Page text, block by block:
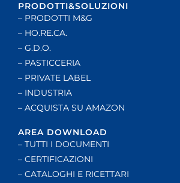
PRODOTTI&SOLUZIONI
– PRODOTTI M&G
– HO.RE.CA.
– G.D.O.
– PASTICCERIA
– PRIVATE LABEL
– INDUSTRIA
– ACQUISTA SU AMAZON
AREA DOWNLOAD
– TUTTI I DOCUMENTI
– CERTIFICAZIONI
– CATALOGHI E RICETTARI